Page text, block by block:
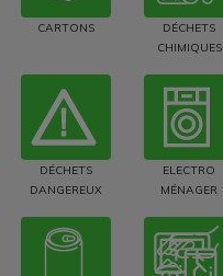
CARTONS
DÉCHETS
CHIMIQUES
DÉCHETS
DANGEREUX
ELECTRO
MÉNAGER